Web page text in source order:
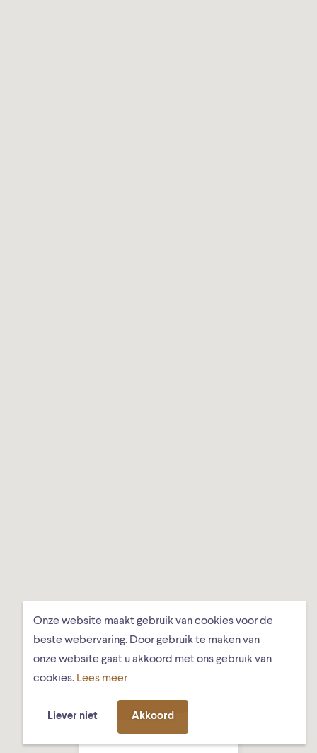
Onze website maakt gebruik van cookies voor de
beste webervaring. Door gebruik te maken van
onze website gaat u akkoord met ons gebruik van
cookies. Lees meer
Liever niet Akkoord